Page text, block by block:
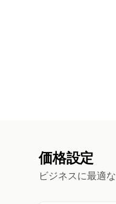
価格設定
ビジネスに最適